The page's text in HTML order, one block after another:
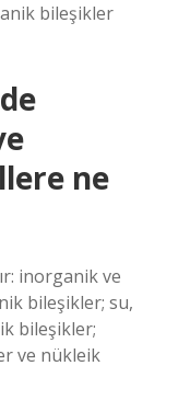
bileşikler
ne
inorganik ve
bileşikler; su,
bileşikler;
ve nükleik